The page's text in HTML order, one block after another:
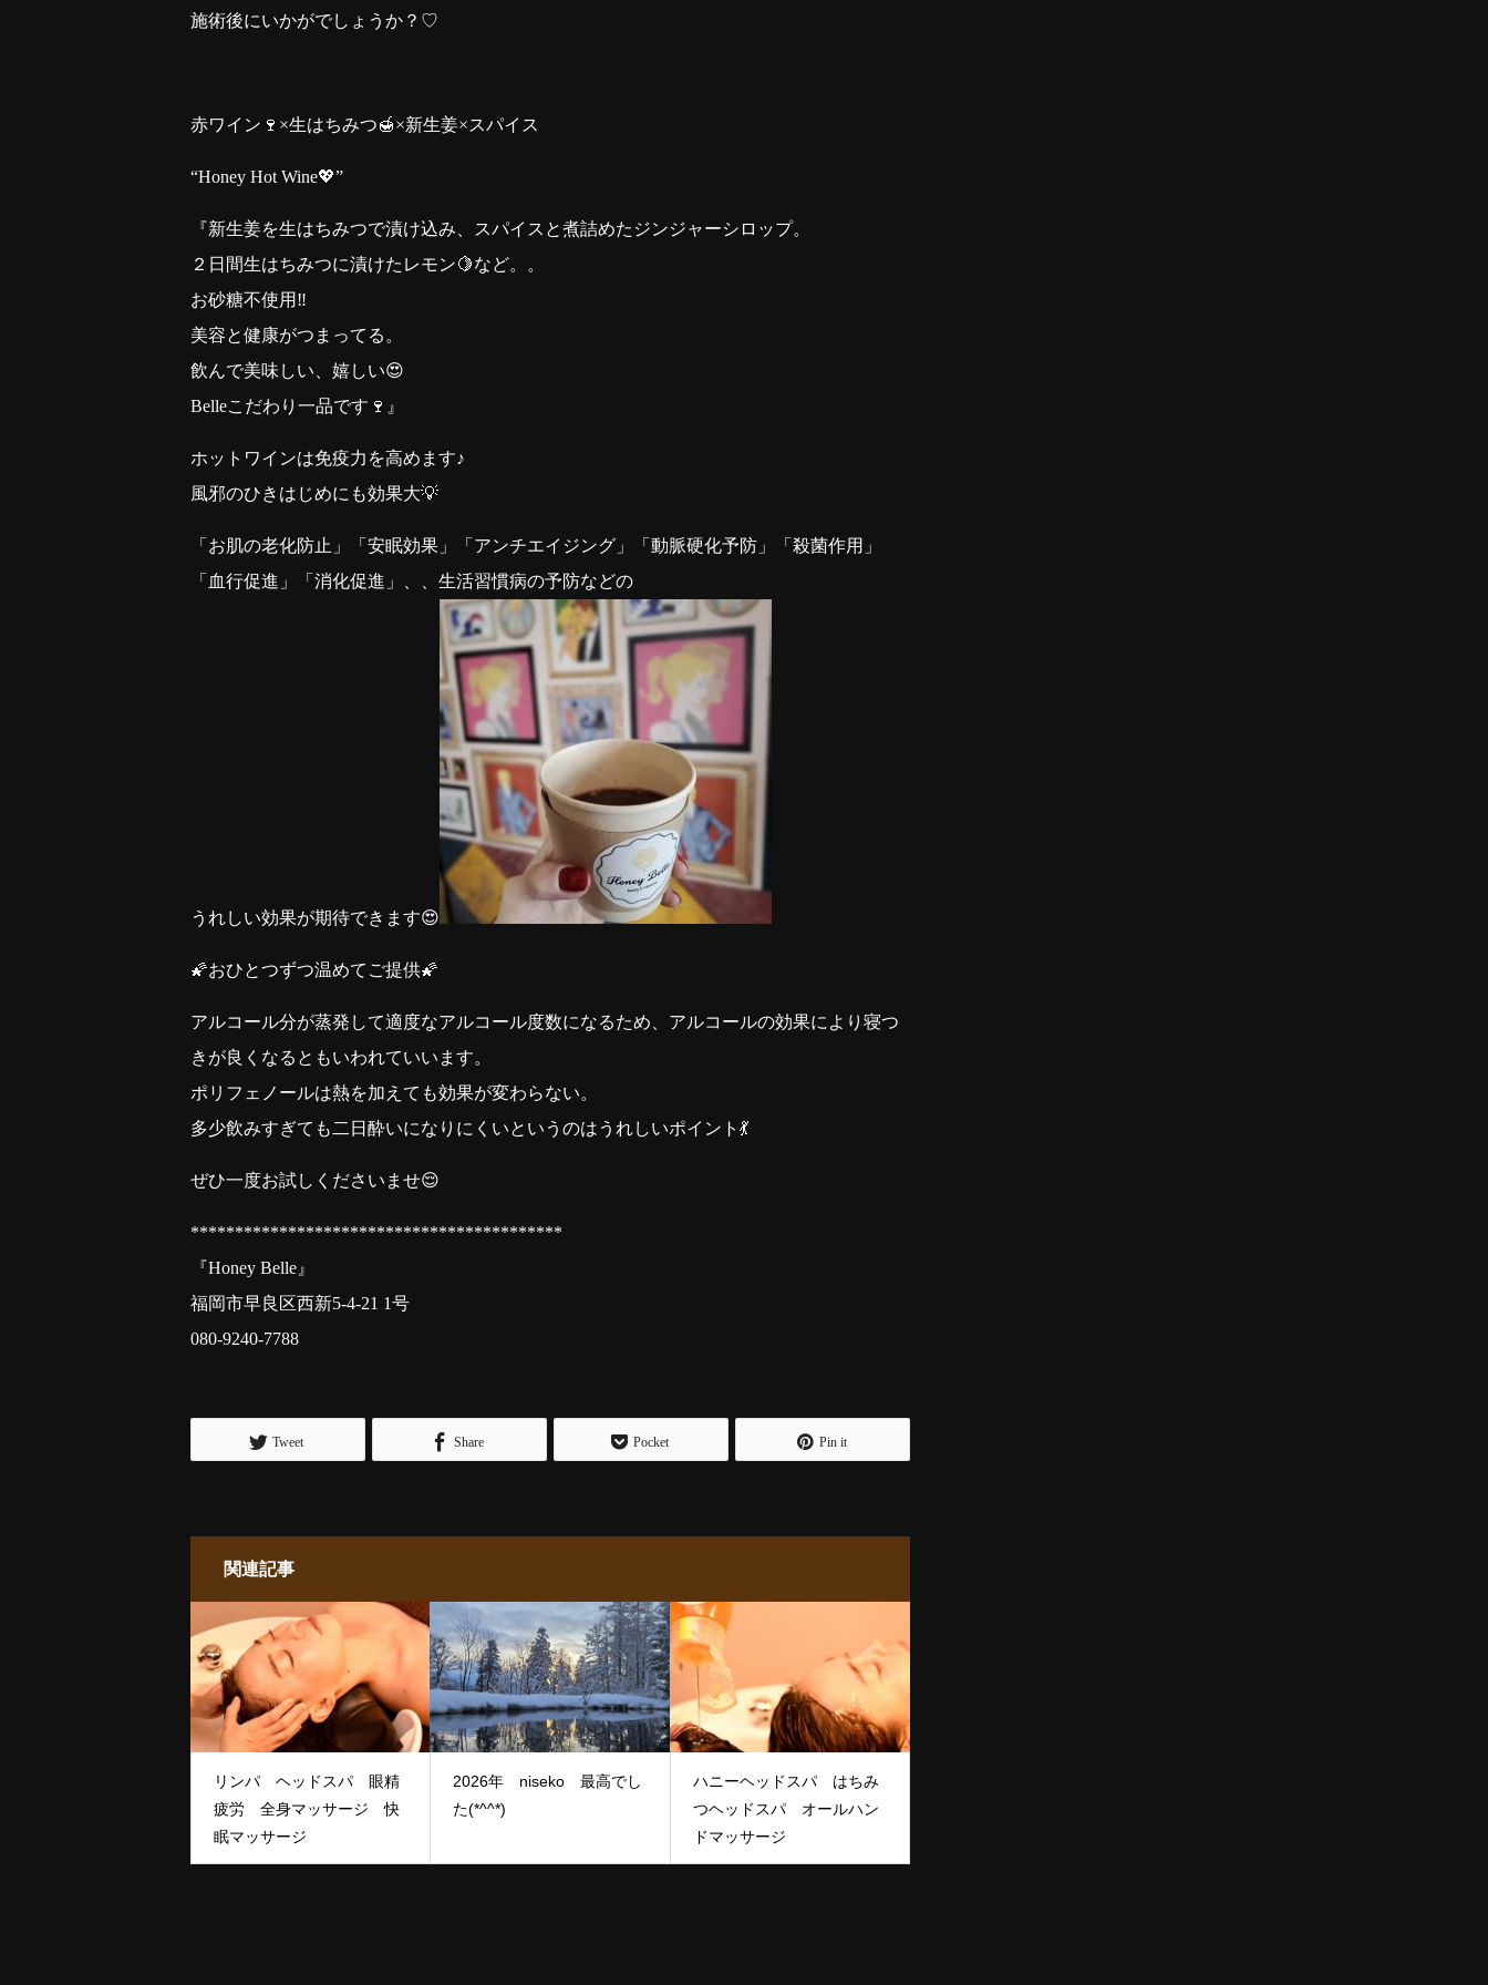
施術後にいかがでしょうか？♡
赤ワイン🍷×生はちみつ🍯×新生姜×スパイス
“Honey Hot Wine💖”
『新生姜を生はちみつで漬け込み、スパイスと煮詰めたジンジャーシロップ。
２日間生はちみつに漬けたレモン🍋など。。
お砂糖不使用‼️
美容と健康がつまってる。
飲んで美味しい、嬉しい😍
Belleこだわり一品です🍷』
ホットワインは免疫力を高めます♪
風邪のひきはじめにも効果大💡
「お肌の老化防止」「安眠効果」「アンチエイジング」「動脈硬化予防」「殺菌作用」
「血行促進」「消化促進」、、生活習慣病の予防などの
うれしい効果が期待できます😍
🌠おひとつずつ温めてご提供🌠
アルコール分が蒸発して適度なアルコール度数になるため、アルコールの効果により寝つ
きが良くなるともいわれていいます。
ポリフェノールは熱を加えても効果が変わらない。
多少飲みすぎても二日酔いになりにくいというのはうれしいポイント💃
ぜひ一度お試しくださいませ😌
******************************************
『Honey Belle』
福岡市早良区西新5-4-21 1号
080-9240-7788
Tweet Share Pocket Pin it
関連記事
リンパ ヘッドスパ 眼精
疲労 全身マッサージ 快
眠マッサージ
2026年 niseko 最高でし
た(*^^*)
ハニーヘッドスパ はちみ
つヘッドスパ オールハン
ドマッサージ